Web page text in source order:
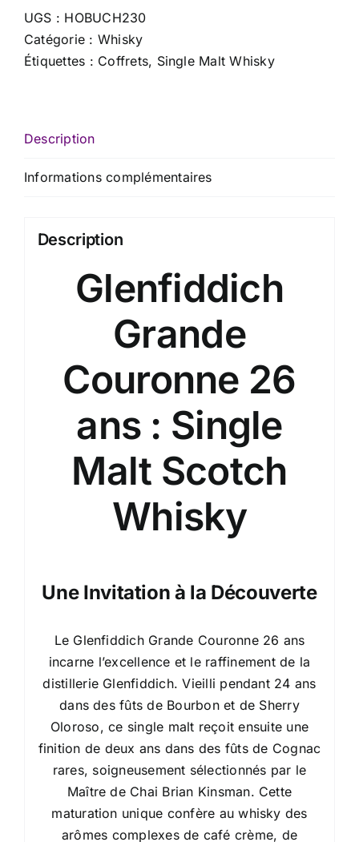
Yo
Grande
Couronne
cl
43.8
UGS : HOBUCH230
Catégorie : Whisky
Étiquettes : Coffrets, Single Malt Whisky
Description
Informations complémentaires
Description
Glenfiddich
Grande
Couronne 26
ans : Single
Malt Scotch
Whisky
Une Invitation à la Découverte
Le Glenfiddich Grande Couronne 26 ans
incarne l’excellence et le raffinement de la
distillerie Glenfiddich. Vieilli pendant 24 ans
dans des fûts de Bourbon et de Sherry
Oloroso, ce single malt reçoit ensuite une
finition de deux ans dans des fûts de Cognac
rares, soigneusement sélectionnés par le
Maître de Chai Brian Kinsman. Cette
maturation unique confère au whisky des
arômes complexes de café crème, de